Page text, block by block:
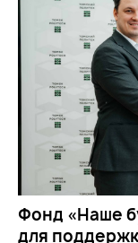
Фонд «Наше
для